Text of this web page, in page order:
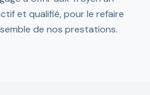
et qualifié, pour le refaire
de nos prestations.